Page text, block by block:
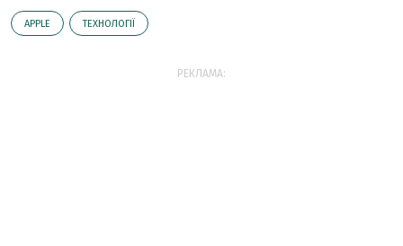
APPLE ТЕХНОЛОГІЇ
РЕКЛАМА: